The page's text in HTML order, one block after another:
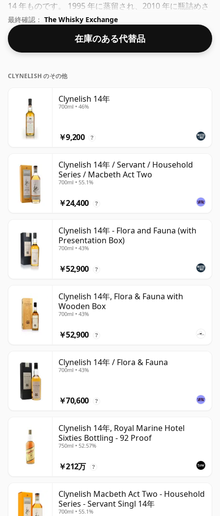
14 年ものです。 1995 年に蒸留され、2010 年に瓶詰めさ
れました。通常の 70cl 瓶に入っており、健全なアルコー
ル度数 46% で瓶詰めされています。
最終確認： The Whisky Exchange
在庫のある代替品
CLYNELISH のその他
Clynelish 14年
700ml • 46%
￥9,200 ?
Clynelish 14年 / Servant / Household
Series / Macbeth Act Two
700ml • 55.1%
￥24,400 ?
Clynelish 14年 - Flora and Fauna (with
Presentation Box)
700ml • 43%
￥52,900 ?
Clynelish 14年, Flora & Fauna with
Wooden Box
700ml • 43%
￥52,900 ?
Clynelish 14年 / Flora & Fauna
700ml • 43%
￥70,600 ?
Clynelish 14年, Royal Marine Hotel
Sixties Bottling - 92 Proof
750ml • 52.57%
￥212万 ?
Clynelish Macbeth Act Two - Household
Series - Servant Singl 14年
700ml • 55.1%